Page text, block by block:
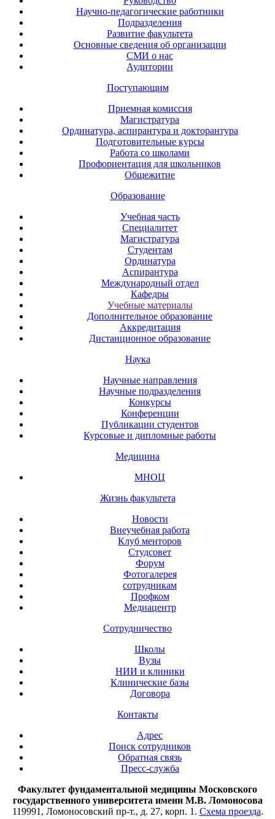
Научно-педагогические работники
Подразделения
Развитие факультета
Основные сведения об организации
СМИ о нас
Аудитории
Поступающим
Приемная комиссия
Магистратура
Ординатура, аспирантура и докторантура
Подготовительные курсы
Работа со школами
Профориентация для школьников
Общежитие
Образование
Учебная часть
Специалитет
Магистратура
Студентам
Ординатура
Аспирантура
Международный отдел
Кафедры
Учебные материалы
Дополнительное образование
Аккредитация
Дистанционное образование
Наука
Научные направления
Научные подразделения
Конкурсы
Конференции
Публикации студентов
Курсовые и дипломные работы
Медицина
МНОЦ
Жизнь факультета
Новости
Внеучебная работа
Клуб менторов
Студсовет
Форум
Фотогалерея
сотрудникам
Профком
Медиацентр
Сотрудничество
Школы
Вузы
НИИ и клиники
Клинические базы
Договора
Контакты
Адрес
Поиск сотрудников
Обратная связь
Пресс-служба
Факультет фундаментальной медицины Московского
государственного университета имени М.В. Ломоносова
119991, Ломоносовский пр-т., д. 27, корп. 1. Схема проезда.